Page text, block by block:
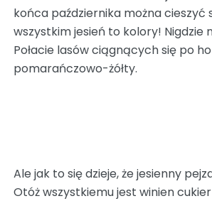
końca października można cieszyć
wszystkim jesień to kolory! Nigdzie
Połacie lasów ciągnących się po
pomarańczowo-żółty.
Ale jak to się dzieje, że jesienny
Otóż wszystkiemu jest winien